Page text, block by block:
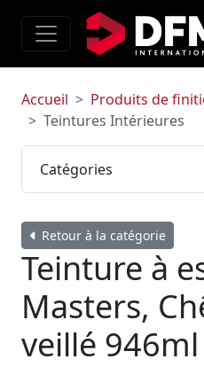
Catégories
Accueil
Produits de
Teintures Intérieures
Retour à la catégorie
Teinture à
Masters,
veillé 946ml